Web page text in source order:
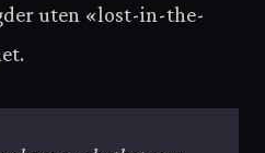
uten «lost-in-the-